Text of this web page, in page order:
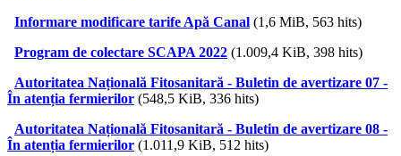
Informare modificare tarife Apă Canal (1,6 MiB, 563 hits)
Program de colectare SCAPA 2022 (1.009,4 KiB, 398 hits)
Autoritatea Națională Fitosanitară - Buletin de avertizare 07 -
În atenția fermierilor (548,5 KiB, 336 hits)
Autoritatea Națională Fitosanitară - Buletin de avertizare 08 -
În atenția fermierilor (1.011,9 KiB, 512 hits)